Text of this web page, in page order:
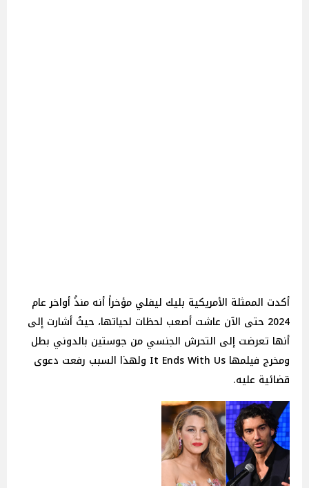
أكدت الممثلة الأمريكية بليك ليفلي مؤخراً أنه منذُ أواخر عام
2024 حتى الآن عاشت أصعب لحظات لحياتها، حيثُ أشارت إلى
أنها تعرضت إلى التحرش الجنسي من جوستين بالدوني بطل
ومخرج فيلمها It Ends With Us ولهذا السبب رفعت دعوى
قضائية عليه.